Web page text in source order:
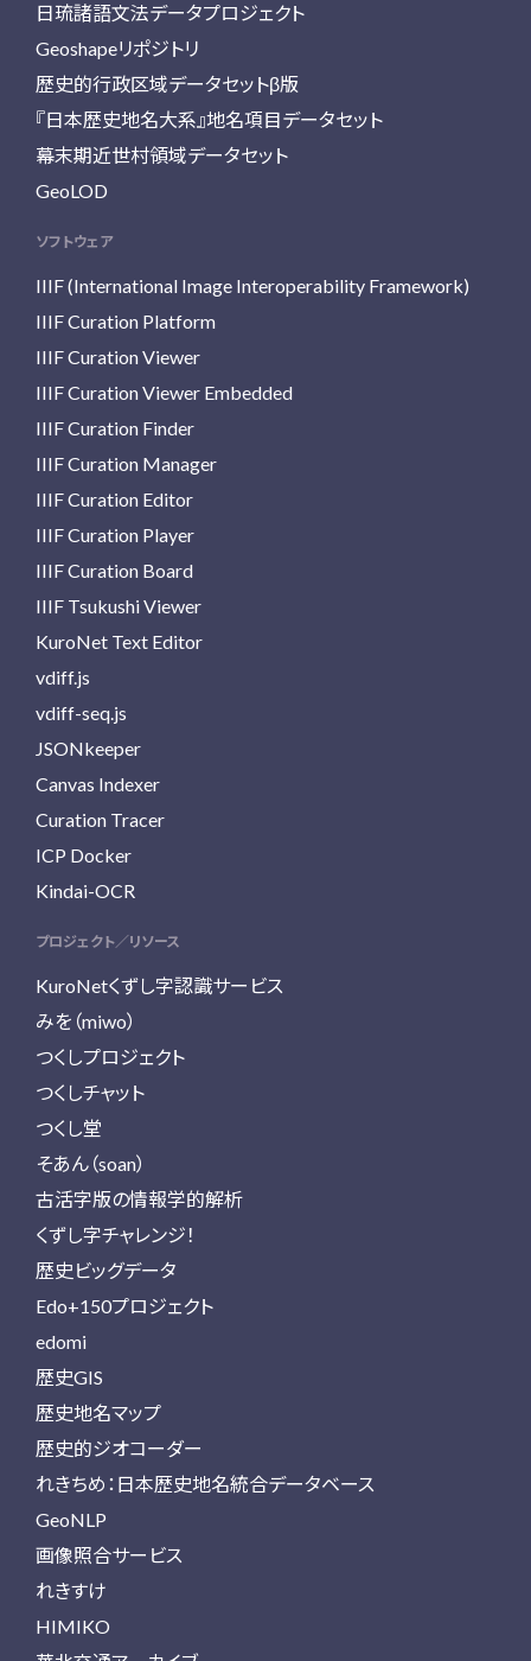
日琉諸語文法データプロジェクト
Geoshapeリポジトリ
歴史的行政区域データセットβ版
『日本歴史地名大系』地名項目データセット
幕末期近世村領域データセット
GeoLOD
ソフトウェア
IIIF (International Image Interoperability Framework)
IIIF Curation Platform
IIIF Curation Viewer
IIIF Curation Viewer Embedded
IIIF Curation Finder
IIIF Curation Manager
IIIF Curation Editor
IIIF Curation Player
IIIF Curation Board
IIIF Tsukushi Viewer
KuroNet Text Editor
vdiff.js
vdiff-seq.js
JSONkeeper
Canvas Indexer
Curation Tracer
ICP Docker
Kindai-OCR
プロジェクト／リソース
KuroNetくずし字認識サービス
みを（miwo）
つくしプロジェクト
つくしチャット
つくし堂
そあん（soan）
古活字版の情報学的解析
くずし字チャレンジ！
歴史ビッグデータ
Edo+150プロジェクト
edomi
歴史GIS
歴史地名マップ
歴史的ジオコーダー
れきちめ：日本歴史地名統合データベース
GeoNLP
画像照合サービス
れきすけ
HIMIKO